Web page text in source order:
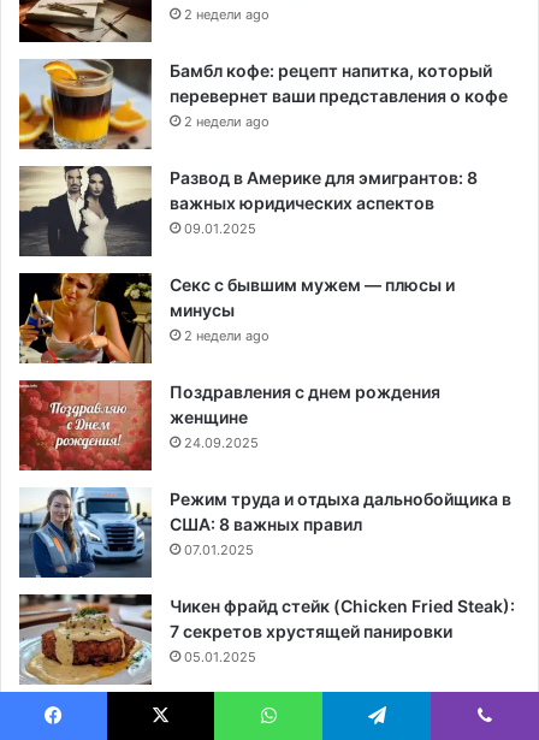
2 недели ago
Бамбл кофе: рецепт напитка, который
перевернет ваши представления о кофе
2 недели ago
Развод в Америке для эмигрантов: 8
важных юридических аспектов
09.01.2025
Секс с бывшим мужем — плюсы и
минусы
2 недели ago
Поздравления с днем рождения
женщине
24.09.2025
Режим труда и отдыха дальнобойщика в
США: 8 важных правил
07.01.2025
Чикен фрайд стейк (Chicken Fried Steak):
7 секретов хрустящей панировки
05.01.2025
Маникюр 2026: идеи и лучшие решения